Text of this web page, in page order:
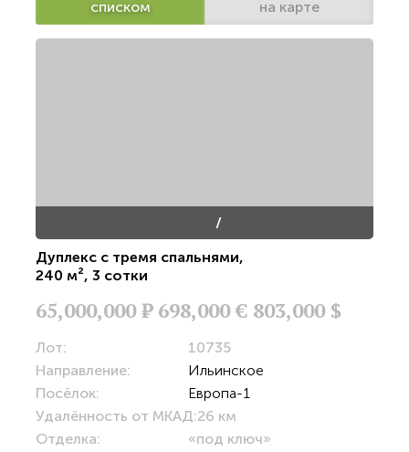
списком на карте
/
Дуплекс с тремя спальнями,
240 м², 3 сотки
65,000,000Р 698,000 € 803,000 $
Лот:
10735
Направление:
Ильинское
Посёлок:
Европа-1
Удалённость от МКАД:26 км
Отделка:
«под ключ»